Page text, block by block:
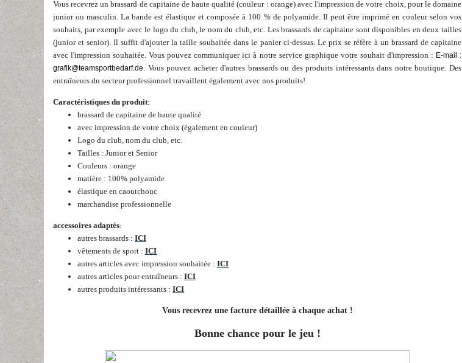
Vous recevrez un brassard de capitaine de haute qualité (couleur : orange) avec l'impression de votre choix, pour le domaine
junior ou masculin. La bande est élastique et composée à 100 % de polyamide. Il peut être imprimé en couleur selon vos
souhaits, par exemple avec le logo du club, le nom du club, etc. Les brassards de capitaine sont disponibles en deux tailles
(junior et senior).Il suffit d'ajouter la taille souhaitée dans le panier ci-dessus. Le prix se réfère à un brassard de capitaine
avec l'impression souhaitée.Vous pouvez communiquer ici à notre service graphique votre souhait d'impression : E-mail :
grafik@teamsportbedarf.de. Vous pouvez acheter d'autres brassards ou des produits intéressants dans notre boutique. Des
entraîneurs du secteur professionnel travaillent également avec nos produits!
Caractéristiques du produit:
brassard de capitaine de haute qualité
avec impression de votre choix (également en couleur)
Logo du club, nom du club, etc.
Tailles : Junior et Senior
Couleurs : orange
matière : 100% polyamide
élastique en caoutchouc
marchandise professionnelle
accessoires adaptés:
autres brassards : ICI
vêtements de sport : ICI
autres articles avec impression souhaitée : ICI
autres articles pour entraîneurs : ICI
autres produits intéressants : ICI
Vous recevrez une facture détaillée à chaque achat !
Bonne chance pour le jeu !